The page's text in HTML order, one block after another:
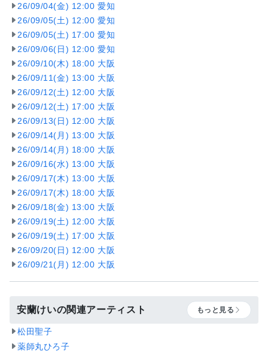
26/09/04(金) 12:00 愛知
26/09/05(土) 12:00 愛知
26/09/05(土) 17:00 愛知
26/09/06(日) 12:00 愛知
26/09/10(木) 18:00 大阪
26/09/11(金) 13:00 大阪
26/09/12(土) 12:00 大阪
26/09/12(土) 17:00 大阪
26/09/13(日) 12:00 大阪
26/09/14(月) 13:00 大阪
26/09/14(月) 18:00 大阪
26/09/16(水) 13:00 大阪
26/09/17(木) 13:00 大阪
26/09/17(木) 18:00 大阪
26/09/18(金) 13:00 大阪
26/09/19(土) 12:00 大阪
26/09/19(土) 17:00 大阪
26/09/20(日) 12:00 大阪
26/09/21(月) 12:00 大阪
安蘭けいの関連アーティスト もっと見る
松田聖子
薬師丸ひろ子